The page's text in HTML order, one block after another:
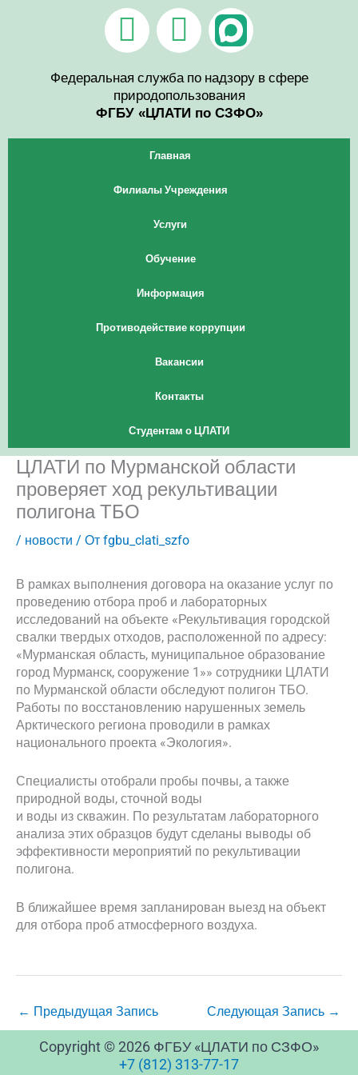
V
k
T
e
l
e
g
r
a
m
Федеральная служба по надзору в сфере
природопользования
ФГБУ «ЦЛАТИ по СЗФО»
Главная
Филиалы Учреждения
Услуги
Обучение
Информация
Противодействие коррупции
Вакансии
Контакты
Студентам о ЦЛАТИ
ЦЛАТИ по Мурманской области
проверяет ход рекультивации
полигона ТБО
/ новости / От fgbu_clati_szfo
В рамках выполнения договора на оказание услуг по
проведению отбора проб и лабораторных
исследований на объекте «Рекультивация городской
свалки твердых отходов, расположенной по адресу:
«Мурманская область, муниципальное образование
город Мурманск, сооружение 1»» сотрудники ЦЛАТИ
по Мурманской области обследуют полигон ТБО.
Работы по восстановлению нарушенных земель
Арктического региона проводили в рамках
национального проекта «Экология».
Специалисты отобрали пробы почвы, а также
природной воды, сточной воды
и воды из скважин. По результатам лабораторного
анализа этих образцов будут сделаны выводы об
эффективности мероприятий по рекультивации
полигона.
В ближайшее время запланирован выезд на объект
для отбора проб атмосферного воздуха.
← Предыдущая Запись Следующая Запись →
Copyright © 2026 ФГБУ «ЦЛАТИ по СЗФО»
+7 (812) 313-77-17